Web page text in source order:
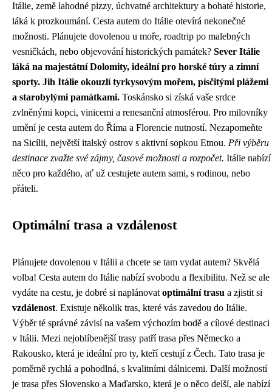
Itálie, země lahodné pizzy, úchvatné architektury a bohaté historie,
láká k prozkoumání. Cesta autem do Itálie otevírá nekonečné
možnosti. Plánujete dovolenou u moře, roadtrip po malebných
vesničkách, nebo objevování historických památek? Sever Itálie
láká na majestátní Dolomity, ideální pro horské túry a zimní
sporty. Jih Itálie okouzlí tyrkysovým mořem, písčitými plážemi
a starobylými památkami. Toskánsko si získá vaše srdce
zvlněnými kopci, vinicemi a renesanční atmosférou. Pro milovníky
umění je cesta autem do Říma a Florencie nutností. Nezapomeňte
na Sicílii, největší italský ostrov s aktivní sopkou Etnou. Při výběru
destinace zvažte své zájmy, časové možnosti a rozpočet. Itálie nabízí
něco pro každého, ať už cestujete autem sami, s rodinou, nebo
přáteli.
Optimální trasa a vzdálenost
Plánujete dovolenou v Itálii a chcete se tam vydat autem? Skvělá
volba! Cesta autem do Itálie nabízí svobodu a flexibilitu. Než se ale
vydáte na cestu, je dobré si naplánovat optimální trasu a zjistit si
vzdálenost. Existuje několik tras, které vás zavedou do Itálie.
Výběr té správné závisí na vašem výchozím bodě a cílové destinaci
v Itálii. Mezi nejoblíbenější trasy patří trasa přes Německo a
Rakousko, která je ideální pro ty, kteří cestují z Čech. Tato trasa je
poměrně rychlá a pohodlná, s kvalitními dálnicemi. Další možností
je trasa přes Slovensko a Maďarsko, která je o něco delší, ale nabízí